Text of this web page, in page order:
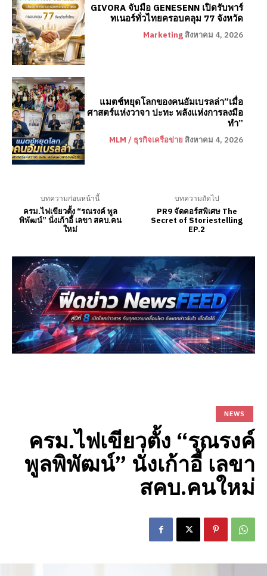
GIVORA จับมือ GENESENN เปิดรับพาร์
ทเนอร์ทั่วไทยครอบคลุม 77 จังหวัด
Marketing สิงหาคม 4, 2026
แมตช์หยุดโลกของคนอัมเบรลล่า”เมื่อ
ศาสตร์แห่งวาจา ปะทะ พลังแห่งการลงมือ
ทำ”
MLM / ธุรกิจเครือข่าย สิงหาคม 4, 2026
บทความก่อนหน้านี้
ครม.ไฟเขียวตั้ง “รณรงค์ พูล
พิพัฒน์” นั่งเก้าอี้ เลขา สคบ.คน
ใหม่
บทความถัดไป
PR9 จัดคอร์สพิเศษ The
Secret of Storiestelling
EP.2